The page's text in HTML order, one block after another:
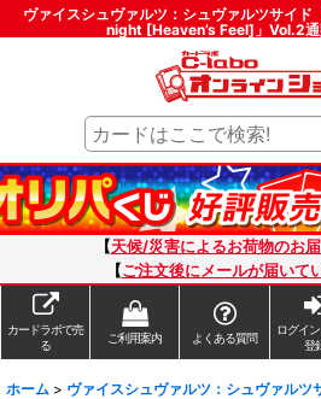
ヴァイスシュヴァルツ：シュヴァルツサイ
night [Heaven’s Feel]」Vol.2通
【天候/災害によるお荷物のお
【ご注文後にメールが届いて
カードラボで売
る
ご利用案内 よくある質問
ログイ
登
ホーム > ヴァイスシュヴァルツ：シュヴァルツ